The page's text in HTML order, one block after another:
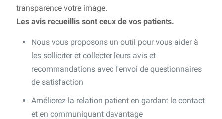
transparence votre image.
Les avis recueillis sont ceux de vos patients.
Nous vous proposons un outil pour vous aider à
les solliciter et collecter leurs avis et
recommandations avec l'envoi de questionnaires
de satisfaction
Améliorez la relation patient en gardant le contact
et en communiquant davantage